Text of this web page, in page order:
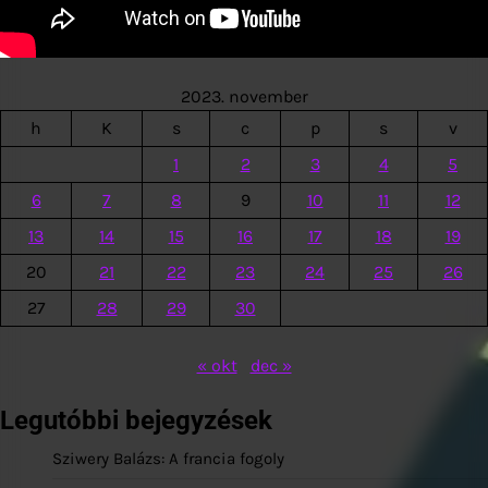
2023. november
h
K s c p s
v
1
2 3 4
5
6
7 8 9 10 11
12
13
14 15 16 17 18
19
20
21 22 23 24 25
26
27
28 29 30
« okt dec »
Legutóbbi bejegyzések
Sziwery Balázs: A francia fogoly